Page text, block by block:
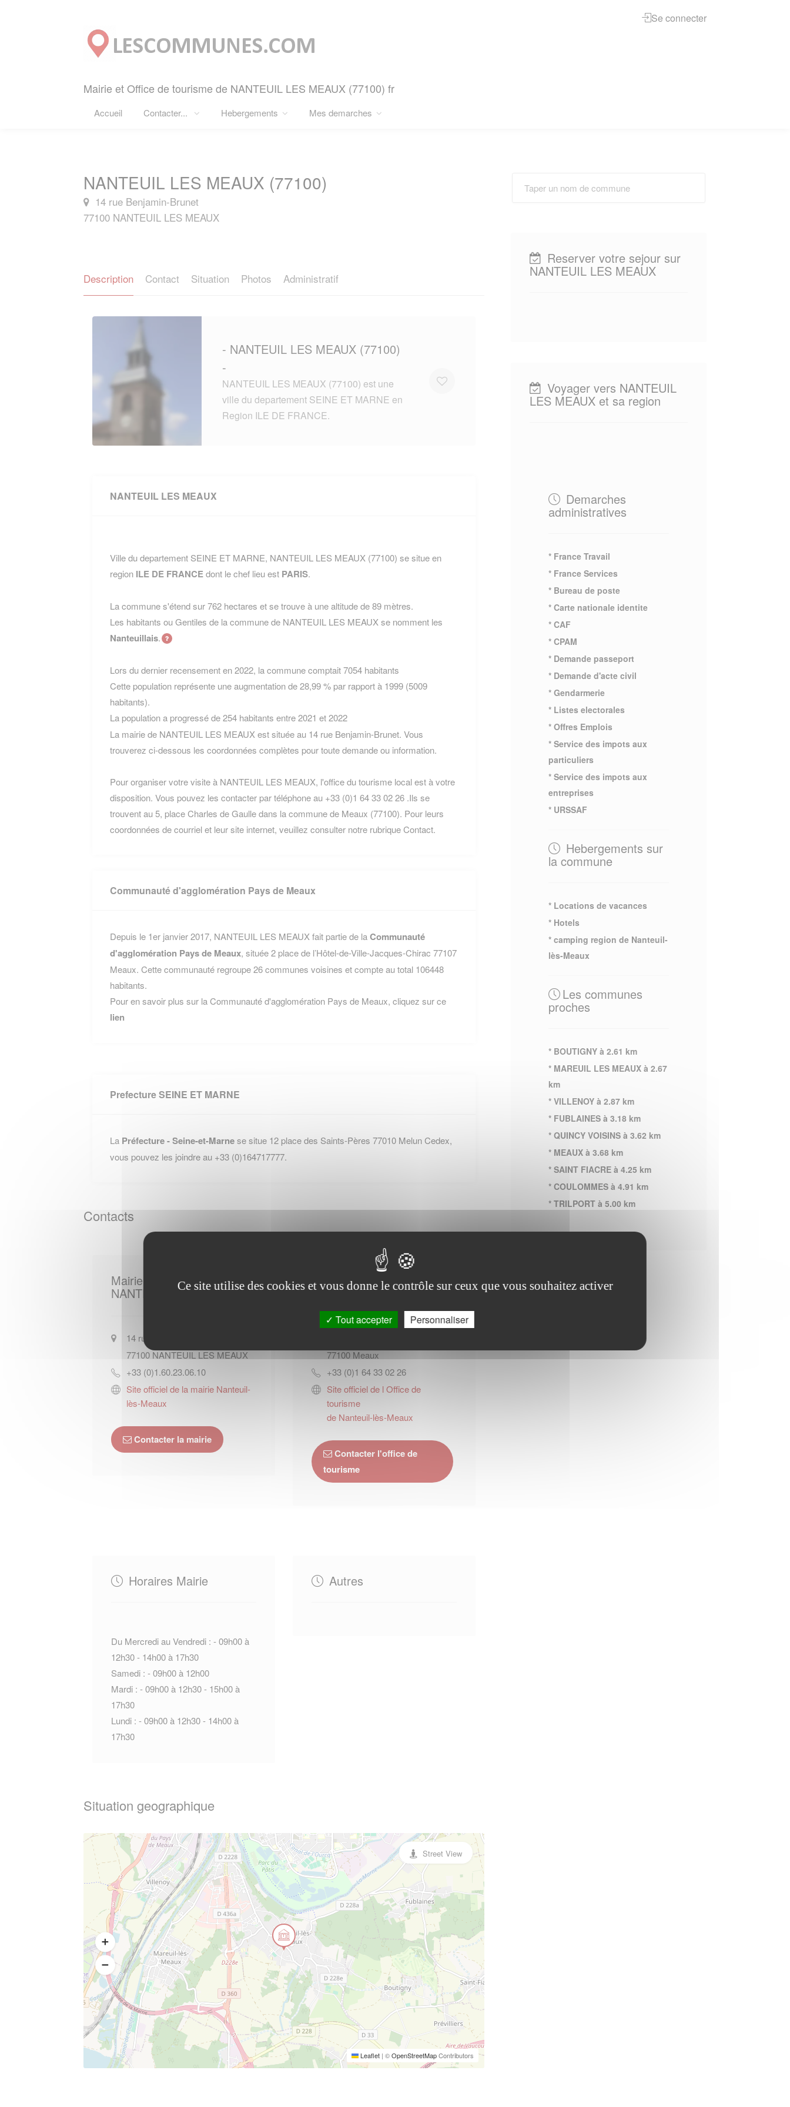
Mairie et Office de tourisme de NANTEUIL LES MEAUX (77100) fr
Accueil Contacter... Hebergements Mes demarches
Se connecter
NANTEUIL LES MEAUX (77100)
14 rue Benjamin-Brunet
77100 NANTEUIL LES MEAUX
Description Contact Situation Photos Administratif
- NANTEUIL LES MEAUX (77100)
-
NANTEUIL LES MEAUX (77100) est une
ville du departement SEINE ET MARNE en
Region ILE DE FRANCE.
NANTEUIL LES MEAUX
Ville du departement SEINE ET MARNE, NANTEUIL LES MEAUX (77100) se situe en
region ILE DE FRANCEdont le chef lieu est PARIS.
La commune s'étend sur 762 hectares et se trouve à une altitude de 89 mètres.
Les habitants ou Gentiles de la commune de NANTEUIL LES MEAUX se nomment les
Nanteuillais.
Lors du dernier recensement en 2022, la commune comptait 7054 habitants
Cette population représente une augmentation de 28,99 % par rapport à 1999 (5009
habitants).
La population a progressé de 254 habitants entre 2021 et 2022
La mairie de NANTEUIL LES MEAUX est située au 14 rue Benjamin-Brunet. Vous
trouverez ci-dessous les coordonnées complètes pour toute demande ou information.
Pour organiser votre visite à NANTEUIL LES MEAUX, l'office du tourisme local est à votre
disposition. Vous pouvez les contacter par téléphone au +33 (0)1 64 33 02 26 .Ils se
trouvent au 5, place Charles de Gaulle dans la commune de Meaux (77100). Pour leurs
coordonnées de courriel et leur site internet, veuillez consulter notre rubrique Contact.
Communauté d'agglomération Pays de Meaux
Depuis le 1er janvier 2017, NANTEUIL LES MEAUX fait partie de laCommunauté
d'agglomération Pays de Meaux, située 2 place de l’Hôtel-de-Ville-Jacques-Chirac 77107
Meaux. Cette communauté regroupe 26 communes voisines et compte au total 106448
habitants.
Pour en savoir plus sur la Communauté d'agglomération Pays de Meaux, cliquez sur ce
lien
Prefecture SEINE ET MARNE
La Préfecture - Seine-et-Marnese situe 12 place des Saints-Pères 77010 Melun Cedex,
vous pouvez les joindre au +33 (0)164717777.
Contacts
Mairie de
NANTEUIL LES MEAUX
14 rue Benjamin-Brunet
77100 NANTEUIL LES MEAUX
+33 (0)1.60.23.06.10
Site officiel de la mairie Nanteuil-
lès-Meaux
Contacter la mairie
Office de tourisme de
Nanteuil-lès-Meaux
77100 Meaux
+33 (0)1 64 33 02 26
Site officiel de l Office de
tourisme
de Nanteuil-lès-Meaux
Contacter l'office de
tourisme
Horaires Mairie
Du Mercredi au Vendredi : - 09h00 à
12h30 - 14h00 à 17h30
Samedi : - 09h00 à 12h00
Mardi : - 09h00 à 12h30 - 15h00 à
17h30
Lundi : - 09h00 à 12h30 - 14h00 à
17h30
Autres
Situation geographique
Leaflet | ©OpenStreetMapContributors
Street View
Reserver votre sejour sur
NANTEUIL LES MEAUX
Voyager vers NANTEUIL
LES MEAUX et sa region
Demarches
administratives
* France Travail
* France Services
* Bureau de poste
* Carte nationale identite
* CAF
* CPAM
* Demande passeport
* Demande d'acte civil
* Gendarmerie
* Listes electorales
* Offres Emplois
* Service des impots aux
particuliers
* Service des impots aux
entreprises
* URSSAF
Hebergements sur
la commune
* Locations de vacances
* Hotels
* camping region de Nanteuil-
lès-Meaux
Les communes
proches
* BOUTIGNY à 2.61 km
* MAREUIL LES MEAUX à 2.67
km
* VILLENOY à 2.87 km
* FUBLAINES à 3.18 km
* QUINCY VOISINS à 3.62 km
* MEAUX à 3.68 km
* SAINT FIACRE à 4.25 km
* COULOMMES à 4.91 km
* TRILPORT à 5.00 km
Ce site utilise des cookies et vous donne le contrôle sur ceux que vous souhaitez activer
Tout accepter Personnaliser